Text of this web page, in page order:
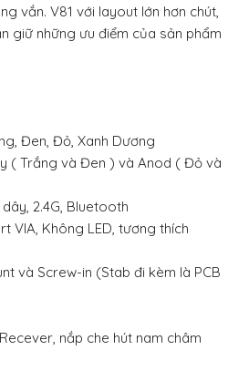
vắn. V81 với layout lớn hơn chút,
giữ những ưu điểm của sản phẩm
Đen, Đỏ, Xanh Dương
( Trắng và Đen ) và Anod ( Đỏ và
2.4G, Bluetooth
VIA, Không LED, tương thích
và Screw-in (Stab đi kèm là PCB
nắp che hút nam châm